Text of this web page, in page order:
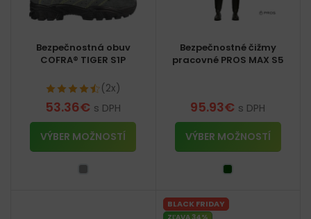
Bezpečnostná obuv
COFRA® TIGER S1P
(2x)
53.36€ s DPH
VÝBER MOŽNOSTÍ
Bezpečnostné čižmy
pracovné PROS MAX S5
95.93€ s DPH
VÝBER MOŽNOSTÍ
BLACK FRIDAY